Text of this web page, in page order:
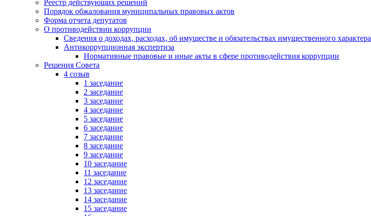
Реестр действующих решений
Порядок обжалования муниципальных правовых актов
Форма отчета депутатов
О противодействии коррупции
Сведения о доходах, расходах, об имуществе и обязательствах имущественного характера
Антикоррупционная экспертиза
Нормативные правовые и иные акты в сфере противодействия коррупции
Решения Совета
4 созыв
1 заседание
2 заседание
3 заседание
4 заседание
5 заседание
6 заседание
7 заседание
8 заседание
9 заседание
10 заседание
11 заседание
12 заседание
13 заседание
14 заседание
15 заседание